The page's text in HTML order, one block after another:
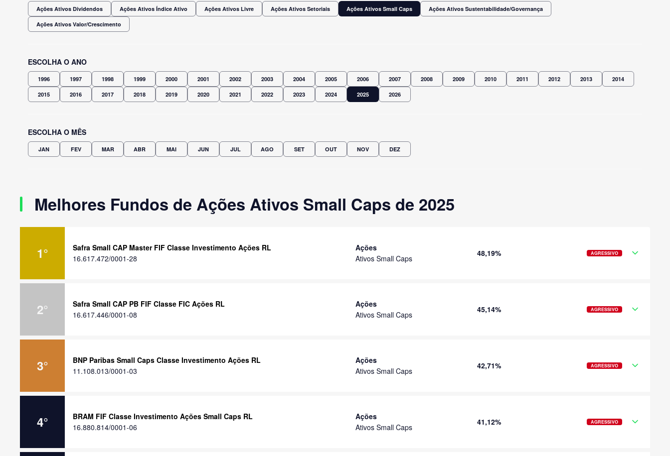
Ações Ativos Dividendos Ações Ativos Índice Ativo Ações Ativos Livre Ações Ativos Setoriais Ações Ativos Small Caps Ações Ativos Sustentabilidade/Governança
Ações Ativos Valor/Crescimento
ESCOLHA O ANO
1996 1997 1998 1999 2000 2001 2002 2003 2004 2005 2006 2007 2008 2009 2010 2011 2012 2013 2014
2015 2016 2017 2018 2019 2020 2021 2022 2023 2024 2025 2026
ESCOLHA O MÊS
JAN FEV MAR ABR MAI JUN JUL AGO SET OUT NOV DEZ
Melhores Fundos de Ações Ativos Small Caps de 2025
1°
Safra Small CAP Master FIF Classe Investimento Ações RL
16.617.472/0001-28
Ações
Ativos Small Caps
48,19% AGRESSIVO
2°
Safra Small CAP PB FIF Classe FIC Ações RL
16.617.446/0001-08
Ações
Ativos Small Caps
45,14% AGRESSIVO
3°
BNP Paribas Small Caps Classe Investimento Ações RL
11.108.013/0001-03
Ações
Ativos Small Caps
42,71% AGRESSIVO
4°
BRAM FIF Classe Investimento Ações Small Caps RL
16.880.814/0001-06
Ações
Ativos Small Caps
41,12% AGRESSIVO